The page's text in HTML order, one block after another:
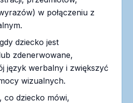
w połączeniu z
dziecko jest
zdenerwowane,
język werbalny i zwiększyć
wizualnych.
co dziecko mówi,